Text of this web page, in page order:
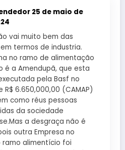
25 de maio de
vai muito bem das
termos de industria.
no ramo de alimentação
é a Amendupã, que esta
pela Basf no
R$ 6.650,000,00 (CAMAP)
como réus pessoas
da sociedade
a desgraça não é
outra Empresa no
ramo alimentício foi